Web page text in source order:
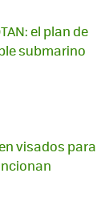
el plan de
submarino
visados para